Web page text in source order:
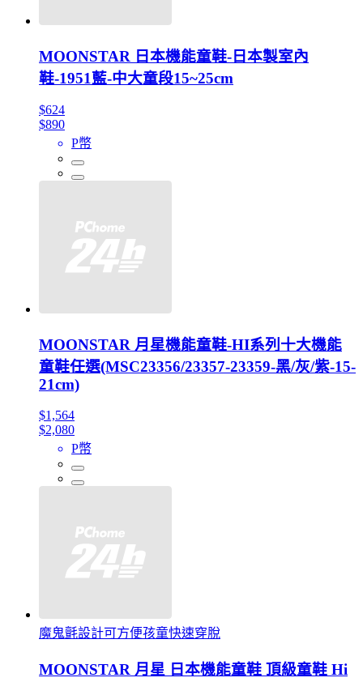
MOONSTAR 日本機能童鞋-日本製室內
鞋-1951藍-中大童段15~25cm
$624
$890
P幣
MOONSTAR 月星機能童鞋-HI系列十大機能
童鞋任選(MSC23356/23357-23359-黑/灰/紫-15-
21cm)
$1,564
$2,080
P幣
魔鬼氈設計可方便孩童快速穿脫
MOONSTAR 月星 日本機能童鞋 頂級童鞋 Hi